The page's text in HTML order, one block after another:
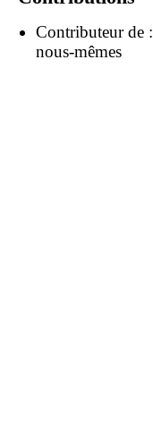
Contributeur de :
nous-mêmes